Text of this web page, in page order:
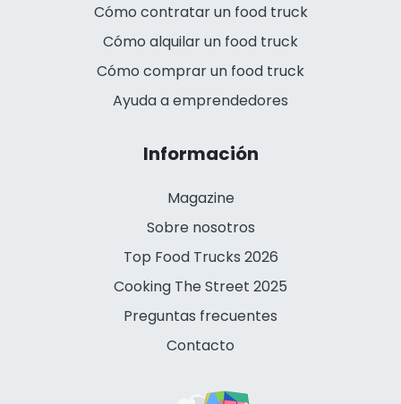
Cómo contratar un food truck
Cómo alquilar un food truck
Cómo comprar un food truck
Ayuda a emprendedores
Información
Magazine
Sobre nosotros
Top Food Trucks 2026
Cooking The Street 2025
Preguntas frecuentes
Contacto